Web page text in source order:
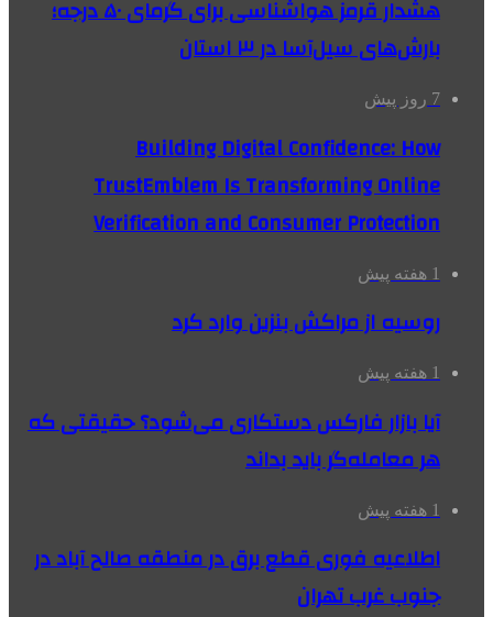
هشدار قرمز هواشناسی برای گرمای ۵۰ درجه؛
بارش‌های سیل‌آسا در ۳ استان
7 روز پیش
Building Digital Confidence: How
TrustEmblem Is Transforming Online
Verification and Consumer Protection
1 هفته پیش
روسیه از مراکش بنزین وارد کرد
1 هفته پیش
آیا بازار فارکس دستکاری می‌شود؟ حقیقتی که
هر معامله‌گر باید بداند
1 هفته پیش
اطلاعیه فوری قطع برق در منطقه صالح آباد در
جنوب غرب تهران